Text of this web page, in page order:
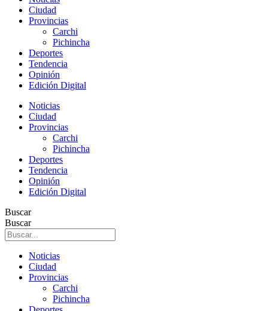
Ciudad
Provincias
Carchi
Pichincha
Deportes
Tendencia
Opinión
Edición Digital
Noticias
Ciudad
Provincias
Carchi
Pichincha
Deportes
Tendencia
Opinión
Edición Digital
Buscar
Buscar
Noticias
Ciudad
Provincias
Carchi
Pichincha